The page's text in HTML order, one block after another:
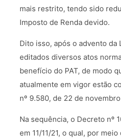
mais restrito, tendo sido
Imposto de Renda devido.
Dito isso, após o advento da
editados diversos atos
benefício do PAT, de modo
atualmente em vigor estão
nº 9.580, de 22 de
Na sequência, o Decreto nº
em 11/11/21, o qual, por